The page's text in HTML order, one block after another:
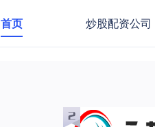
首页 炒股配资公司